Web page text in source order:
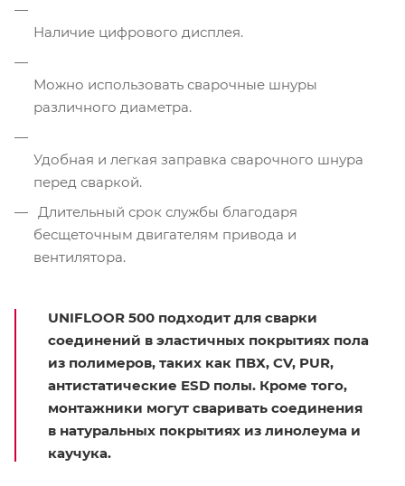
Наличие цифрового дисплея.
Можно использовать сварочные шнуры
различного диаметра.
Удобная и легкая заправка сварочного шнура
перед сваркой.
Длительный срок службы благодаря
бесщеточным двигателям привода и
вентилятора.
UNIFLOOR 500 подходит для сварки
соединений в эластичных покрытиях пола
из полимеров, таких как ПВХ, CV, PUR,
антистатические ESD полы. Кроме того,
монтажники могут сваривать соединения
в натуральных покрытиях из линолеума и
каучука.